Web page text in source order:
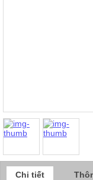
Chi tiết